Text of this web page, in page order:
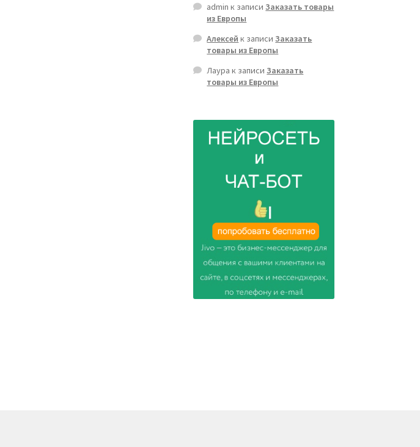
admin к записиЗаказать товары
из Европы
Алексей к записиЗаказать
товары из Европы
Лаура к записиЗаказать
товары из Европы